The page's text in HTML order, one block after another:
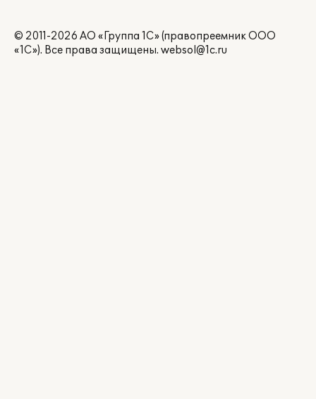
© 2011-2026 АО «Группа 1С» (правопреемник ООО
«1С»). Все права защищены. websol@1c.ru